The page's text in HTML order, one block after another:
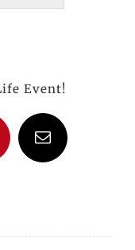
Event!
E-
Mail